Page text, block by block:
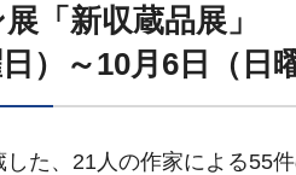
「新収蔵品展」
）～10月6日（日
た、21人の作家による55